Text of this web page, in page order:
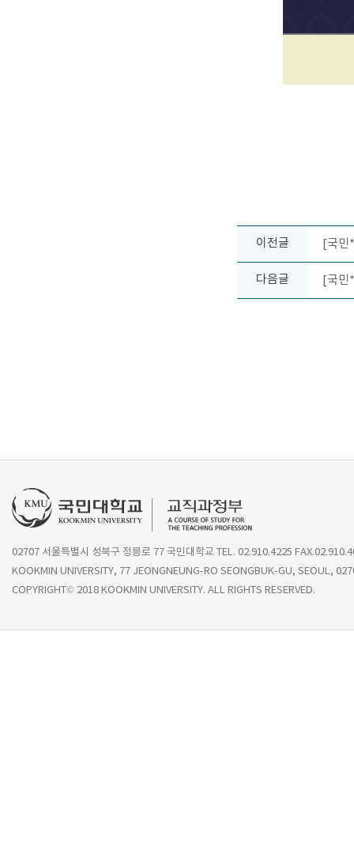
이전글 [국민
다음글 [국민
02707 서울특별시 성북구 정릉로 77 국민대학교 TEL. 02.910.4225
KOOKMIN UNIVERSITY, 77 JEONGNEUNG-RO SEONGBUK-GU, SEOUL,
COPYRIGHT© 2018 KOOKMIN UNIVERSITY. ALL RIGHTS RESERVED.